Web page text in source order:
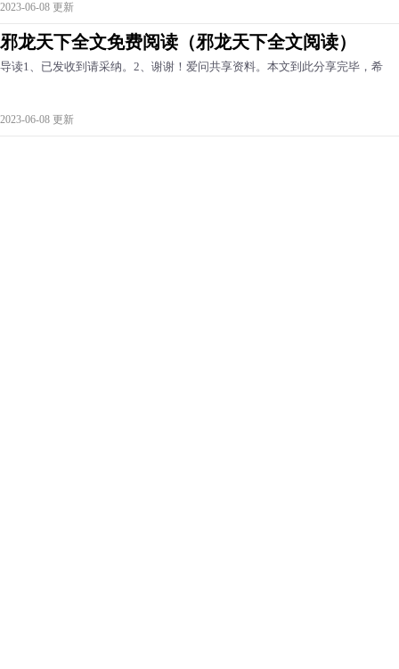
2023-06-08 更新
邪龙天下全文免费阅读（邪龙天下全文阅读）
导读1、已发收到请采纳。2、谢谢！爱问共享资料。本文到此分享完毕，希
2023-06-08 更新